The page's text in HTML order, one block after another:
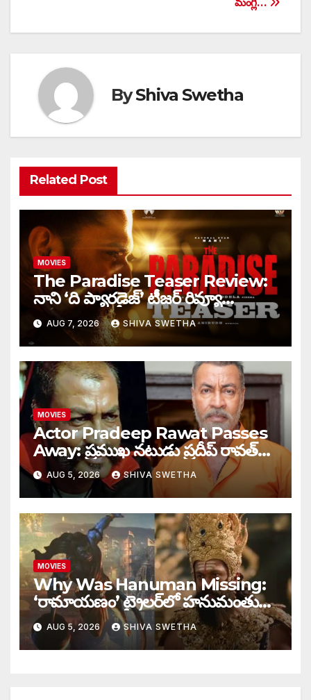
ByShiva Swetha
Related Post
MOVIES
The Paradise Teaser Review:
నాని ‘ది ప్యారడైజ్’ టీజర్ రివ్యూ…
AUG 7, 2026 SHIVA SWETHA
MOVIES
Actor Pradeep Rawat Passes
Away: ప్రముఖ నటుడు ప్రదీప్ రావత్
మృతి…
AUG 5, 2026 SHIVA SWETHA
MOVIES
Why Was Hanuman Missing:
‘రామాయణం’ ట్రైలర్‌లో హనుమంతుడు
ఎందుకు కనిపించలేదు…
AUG 5, 2026 SHIVA SWETHA